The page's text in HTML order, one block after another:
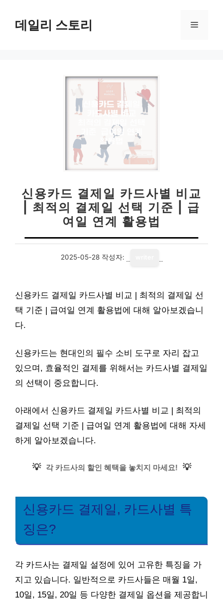
데일리 스토리 메
신용카드 결제일 카드사별 비교
| 최적의 결제일 선택 기준 | 급
여일 연계 활용법
2025-05-28 작성자:
신용카드 결제일 카드사별 비교 | 최적의 결제일 선
택 기준 | 급여일 연계 활용법에 대해 알아보겠습니
다.
신용카드는 현대인의 필수 소비 도구로 자리 잡고
있으며, 효율적인 결제를 위해서는 카드사별 결제일
의 선택이 중요합니다.
아래에서 신용카드 결제일 카드사별 비교 | 최적의
결제일 선택 기준 | 급여일 연계 활용법에 대해 자세
하게 알아보겠습니다.
💡 각 카드사의 할인 혜택을 놓치지 마세요! 💡
신용카드 결제일, 카드사별 특
징은?
각 카드사는 결제일 설정에 있어 고유한 특징을 가
지고 있습니다. 일반적으로 카드사들은 매월 1일,
10일, 15일, 20일 등 다양한 결제일 옵션을 제공합니